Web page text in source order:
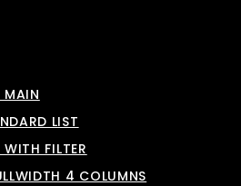
MAIN
LIST
FILTER
4 COLUMNS